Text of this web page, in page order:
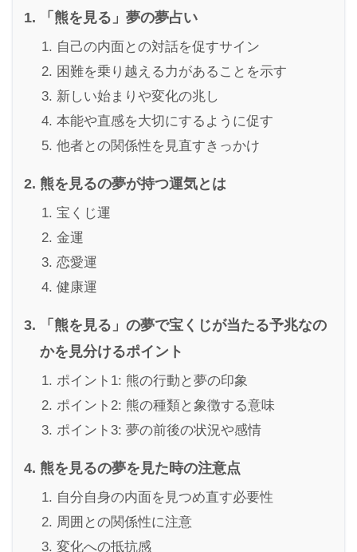
「熊を見る」夢の夢占い
自己の内面との対話を促すサイン
困難を乗り越える力があることを示す
新しい始まりや変化の兆し
本能や直感を大切にするように促す
他者との関係性を見直すきっかけ
熊を見るの夢が持つ運気とは
宝くじ運
金運
恋愛運
健康運
「熊を見る」の夢で宝くじが当たる予兆なの
かを見分けるポイント
ポイント1: 熊の行動と夢の印象
ポイント2: 熊の種類と象徴する意味
ポイント3: 夢の前後の状況や感情
熊を見るの夢を見た時の注意点
自分自身の内面を見つめ直す必要性
周囲との関係性に注意
変化への抵抗感